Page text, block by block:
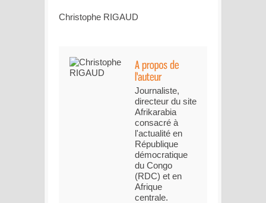
Christophe RIGAUD
Journaliste,
directeur du site
Afrikarabia
consacré à
l'actualité en
République
démocratique
du Congo
(RDC) et en
Afrique
centrale.